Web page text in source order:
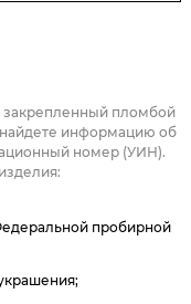
закрепленный пломбой
информацию об
номер (УИН).
пробирной